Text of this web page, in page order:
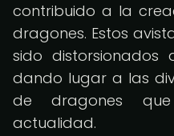
contribuido a la
dragones. Estos
sido
dando lugar a las
de dragones
actualidad.